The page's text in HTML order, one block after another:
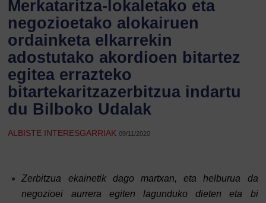
Merkataritza-lokaletako eta
negozioetako alokairuen
ordainketa elkarrekin
adostutako akordioen bitartez
egitea errazteko
bitartekaritzazerbitzua indartu
du Bilboko Udalak
ALBISTE INTERESGARRIAK09/11/2020
Zerbitzua ekainetik dago martxan, eta helburua da
negozioei aurrera egiten lagunduko dieten eta bi